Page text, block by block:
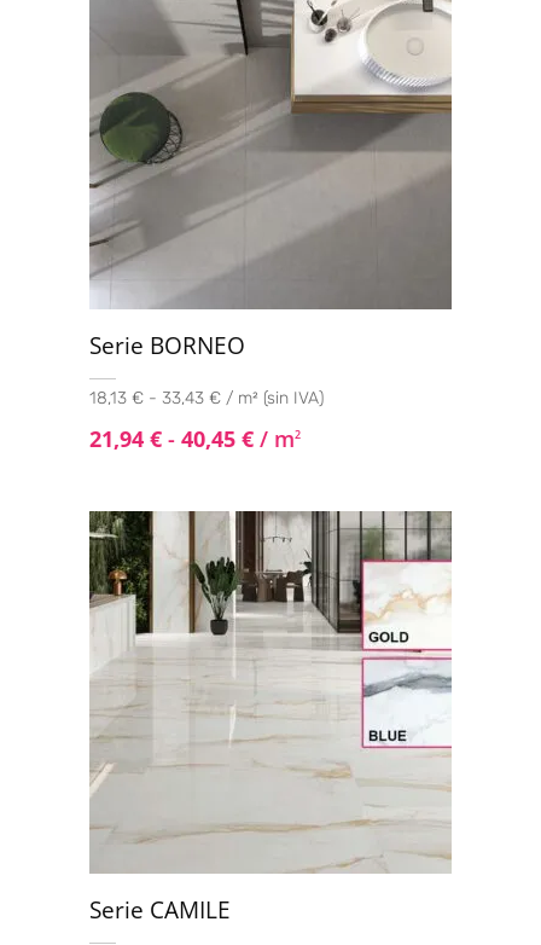
Serie BORNEO
18,13 € - 33,43 € / m² (sin IVA)
21,94 € - 40,45 € / m2
Serie CAMILE